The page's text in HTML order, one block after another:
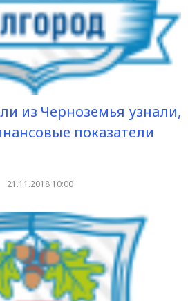
из Черноземья узнали,
показатели
21.11.2018 10:00